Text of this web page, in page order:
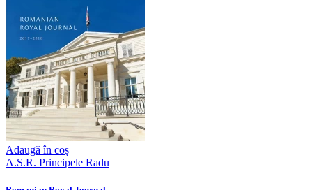
Adaugă în coș
A.S.R. Principele Radu